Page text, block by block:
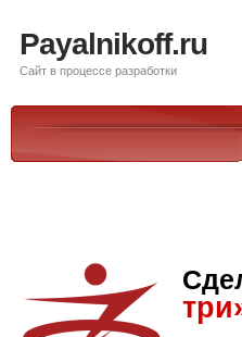
Payalnikoff.ru
Сайт в процессе разработки